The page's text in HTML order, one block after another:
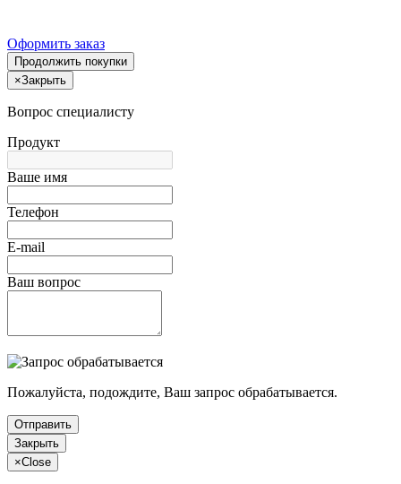
Оформить заказ
Продолжить покупки
×Закрыть
Вопрос специалисту
Продукт
Ваше имя
Телефон
E-mail
Ваш вопрос
Пожалуйста, подождите, Ваш запрос обрабатывается.
Отправить
Закрыть
×Close